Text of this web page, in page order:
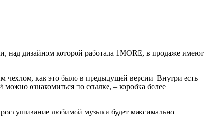
над дизайном которой работала 1MORE, в продаже имеют
чехлом, как это было в предыдущей версии. Внутри есть
ознакомиться по ссылке, – коробка более
любимой музыки будет максимально